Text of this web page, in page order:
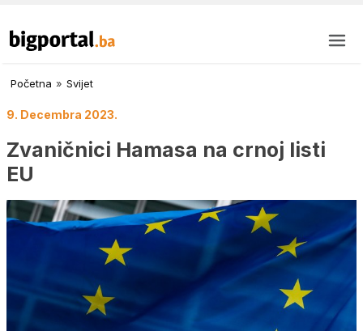
Početna » Svijet
9. Decembra 2023.
Zvaničnici Hamasa na crnoj listi
EU